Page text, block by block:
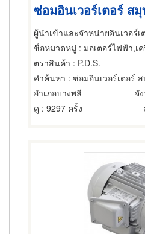
ซ่อมอินเวอร์เตอร์ ส
ผู้นำเข้าและจำหน่ายอินเวอร์
ชื่อหมวดหมู่ : มอเตอร์ไฟฟ้า,เครื่องปรับคว
ตราสินค้า : P.D.S.
คำค้นหา : ซ่อมอินเวอร์เตอร์
อำเภอบางพลี
จั
ดู : 9297 ครั้ง